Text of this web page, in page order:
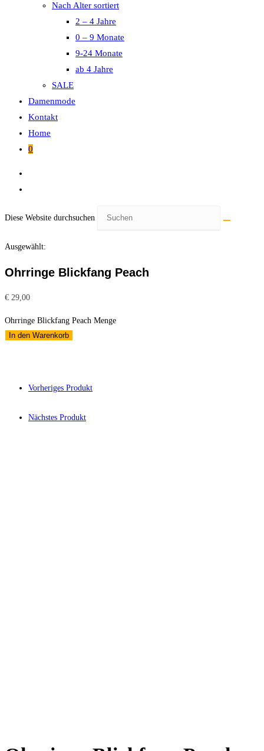
Nach Alter sortiert
2 – 4 Jahre
0 – 9 Monate
9-24 Monate
ab 4 Jahre
SALE
Damenmode
Kontakt
Home
0
Diese Website durchsuchen
Ausgewählt:
Ohrringe Blickfang Peach
€ 29,00
Ohrringe Blickfang Peach Menge
In den Warenkorb
Vorheriges Produkt
Nächstes Produkt